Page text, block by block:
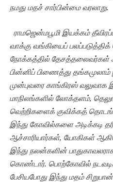
நமது மதச் சார்பின்மை வரலாறு.
ராமஜென்மபூமி இயக்கம்
வாக்கு வங்கியைப்
நோக்கத்தில் தேசத்தலைவர்கள்
பின்னிப் பிணைத்து
முன்புவரை காங்கிரஸ் வலுவாக
மாநிலங்களில் லோக்தளம்,
வெற்றிகளைக் குவிக்கத்
இந்து கோவில்களை அடிக்கடி
ஆச்சாரியார்கள், யோகிகள்
இந்து நலன்களின்
கொண்டார். பொற்கோவில்
பேசியபோது இந்து மதம்